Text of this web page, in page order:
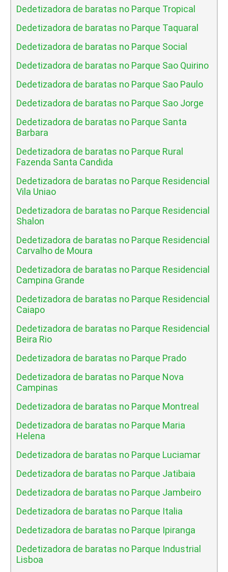
Dedetizadora de baratas no Parque Tropical
Dedetizadora de baratas no Parque Taquaral
Dedetizadora de baratas no Parque Social
Dedetizadora de baratas no Parque Sao Quirino
Dedetizadora de baratas no Parque Sao Paulo
Dedetizadora de baratas no Parque Sao Jorge
Dedetizadora de baratas no Parque Santa
Barbara
Dedetizadora de baratas no Parque Rural
Fazenda Santa Candida
Dedetizadora de baratas no Parque Residencial
Vila Uniao
Dedetizadora de baratas no Parque Residencial
Shalon
Dedetizadora de baratas no Parque Residencial
Carvalho de Moura
Dedetizadora de baratas no Parque Residencial
Campina Grande
Dedetizadora de baratas no Parque Residencial
Caiapo
Dedetizadora de baratas no Parque Residencial
Beira Rio
Dedetizadora de baratas no Parque Prado
Dedetizadora de baratas no Parque Nova
Campinas
Dedetizadora de baratas no Parque Montreal
Dedetizadora de baratas no Parque Maria
Helena
Dedetizadora de baratas no Parque Luciamar
Dedetizadora de baratas no Parque Jatibaia
Dedetizadora de baratas no Parque Jambeiro
Dedetizadora de baratas no Parque Italia
Dedetizadora de baratas no Parque Ipiranga
Dedetizadora de baratas no Parque Industrial
Lisboa